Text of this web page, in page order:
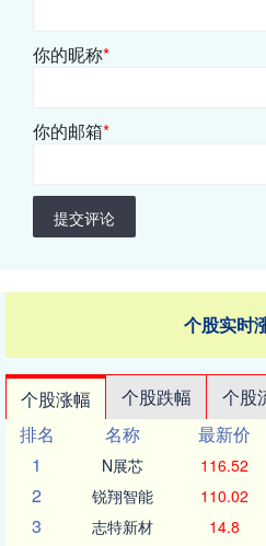
你的昵称*
你的邮箱*
提交评论
个股实时
个股涨幅 个股跌幅 个股
排名
名称 最新价
1
N展芯 116.52
2 锐翔智能 110.02
3 志特新材 14.8